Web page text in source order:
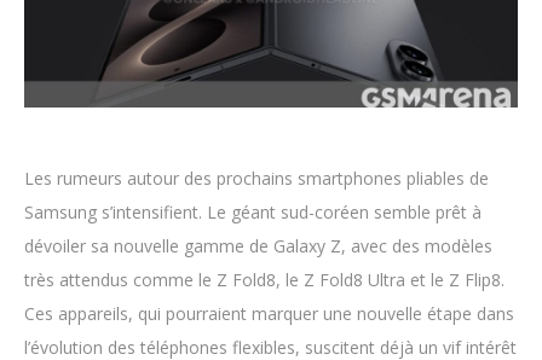
Les rumeurs autour des prochains smartphones pliables de
Samsung s’intensifient. Le géant sud-coréen semble prêt à
dévoiler sa nouvelle gamme de Galaxy Z, avec des modèles
très attendus comme le Z Fold8, le Z Fold8 Ultra et le Z Flip8.
Ces appareils, qui pourraient marquer une nouvelle étape dans
l’évolution des téléphones flexibles, suscitent déjà un vif intérêt